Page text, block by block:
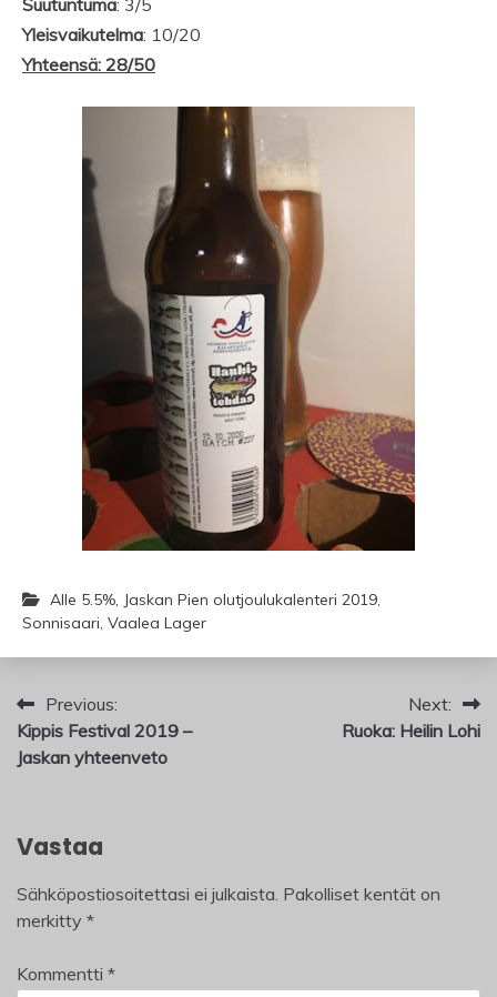
Suutuntuma: 3/5
Yleisvaikutelma: 10/20
Yhteensä: 28/50
Alle 5.5%, Jaskan Pien olutjoulukalenteri 2019,
Sonnisaari, Vaalea Lager
Artikkelien
selaus
Previous:
Kippis Festival 2019 –
Jaskan yhteenveto
Next:
Ruoka: Heilin Lohi
Vastaa
Sähköpostiosoitettasi ei julkaista. Pakolliset kentät on
merkitty *
Kommentti *